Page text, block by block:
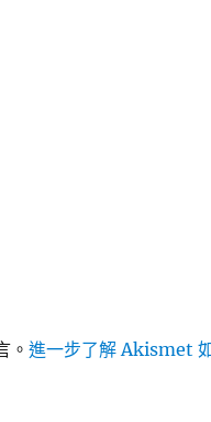
。進一步了解 Akismet